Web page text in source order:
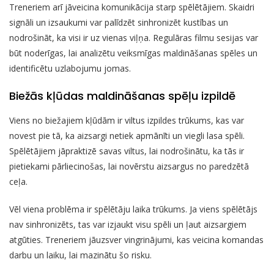
Treneriem arī jāveicina komunikācija starp spēlētājiem. Skaidri
signāli un izsaukumi var palīdzēt sinhronizēt kustības un
nodrošināt, ka visi ir uz vienas viļņa. Regulāras filmu sesijas var
būt noderīgas, lai analizētu veiksmīgas maldināšanas spēles un
identificētu uzlabojumu jomas.
Biežās kļūdas maldināšanas spēļu izpildē
Viens no biežajiem kļūdām ir viltus izpildes trūkums, kas var
novest pie tā, ka aizsargi netiek apmānīti un viegli lasa spēli.
Spēlētājiem jāpraktizē savas viltus, lai nodrošinātu, ka tās ir
pietiekami pārliecinošas, lai novērstu aizsargus no paredzētā
ceļa.
Vēl viena problēma ir spēlētāju laika trūkums. Ja viens spēlētājs
nav sinhronizēts, tas var izjaukt visu spēli un ļaut aizsargiem
atgūties. Treneriem jāuzsver vingrinājumi, kas veicina komandas
darbu un laiku, lai mazinātu šo risku.